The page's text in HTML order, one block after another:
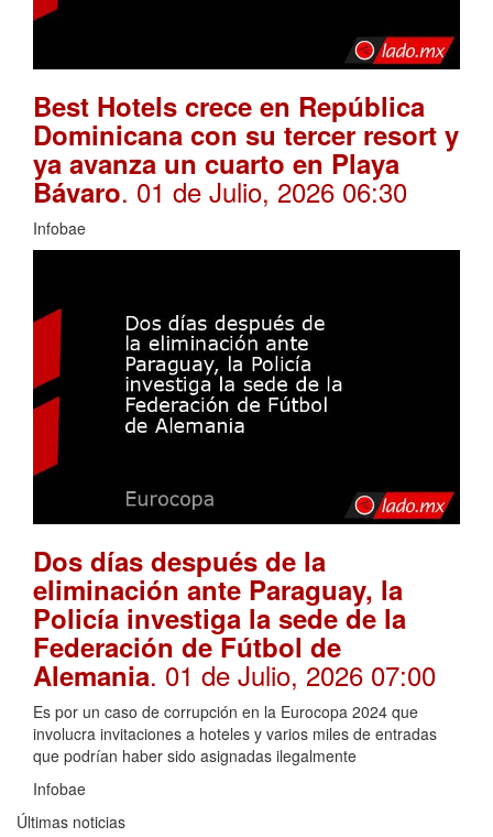
Best Hotels crece en República
Dominicana con su tercer resort y
ya avanza un cuarto en Playa
Bávaro. 01 de Julio, 2026 06:30
Infobae
Dos días después de la
eliminación ante Paraguay, la
Policía investiga la sede de la
Federación de Fútbol de
Alemania. 01 de Julio, 2026 07:00
Es por un caso de corrupción en la Eurocopa 2024 que
involucra invitaciones a hoteles y varios miles de entradas
que podrían haber sido asignadas ilegalmente
Infobae
Últimas noticias